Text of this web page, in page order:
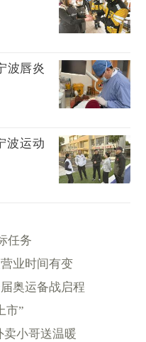
波唇炎
波运动
任务
业时间有变
奥运备战启程
市”
卖小哥送温暖